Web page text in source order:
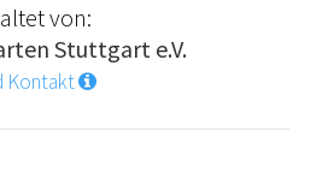
von:
Stuttgart e.V.
Kontakt